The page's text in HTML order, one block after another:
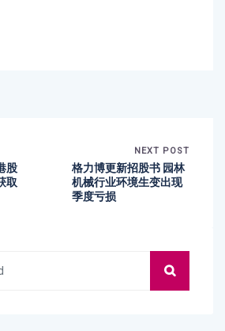
股
取
NEXT POST
格力博更新招股书 园林
机械行业环境生变出现
季度亏损